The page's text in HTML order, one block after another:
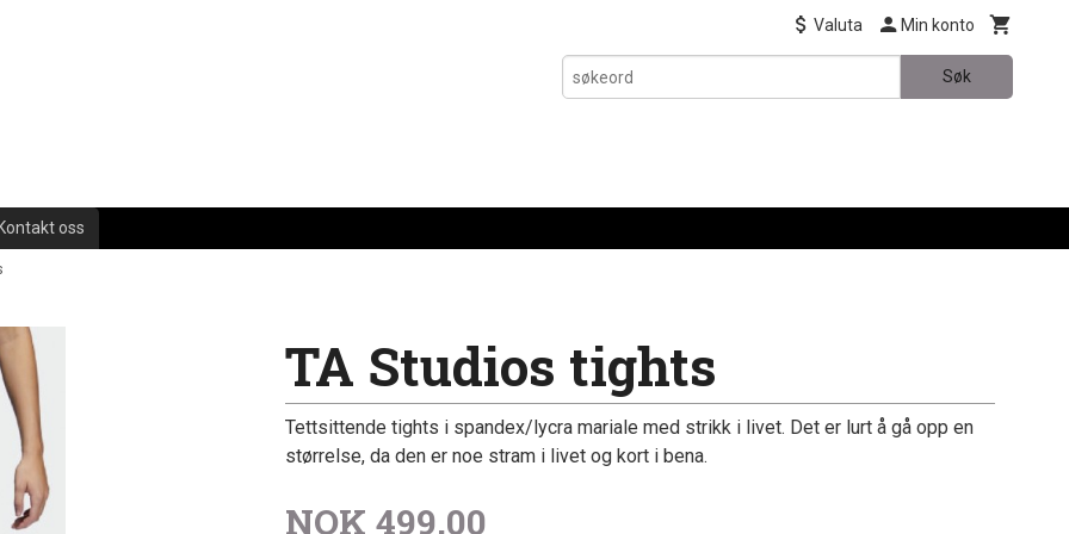
Valuta Min konto
Søk
Kontakt oss
TA Studios tights
Tettsittende tights i spandex/lycra mariale med strikk i livet. Det er lurt å gå opp en
størrelse, da den er noe stram i livet og kort i bena.
NOK 499,00